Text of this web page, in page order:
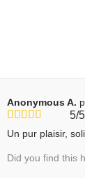
Anonymous A.
5/5
Un pur plaisir,
Did you find this